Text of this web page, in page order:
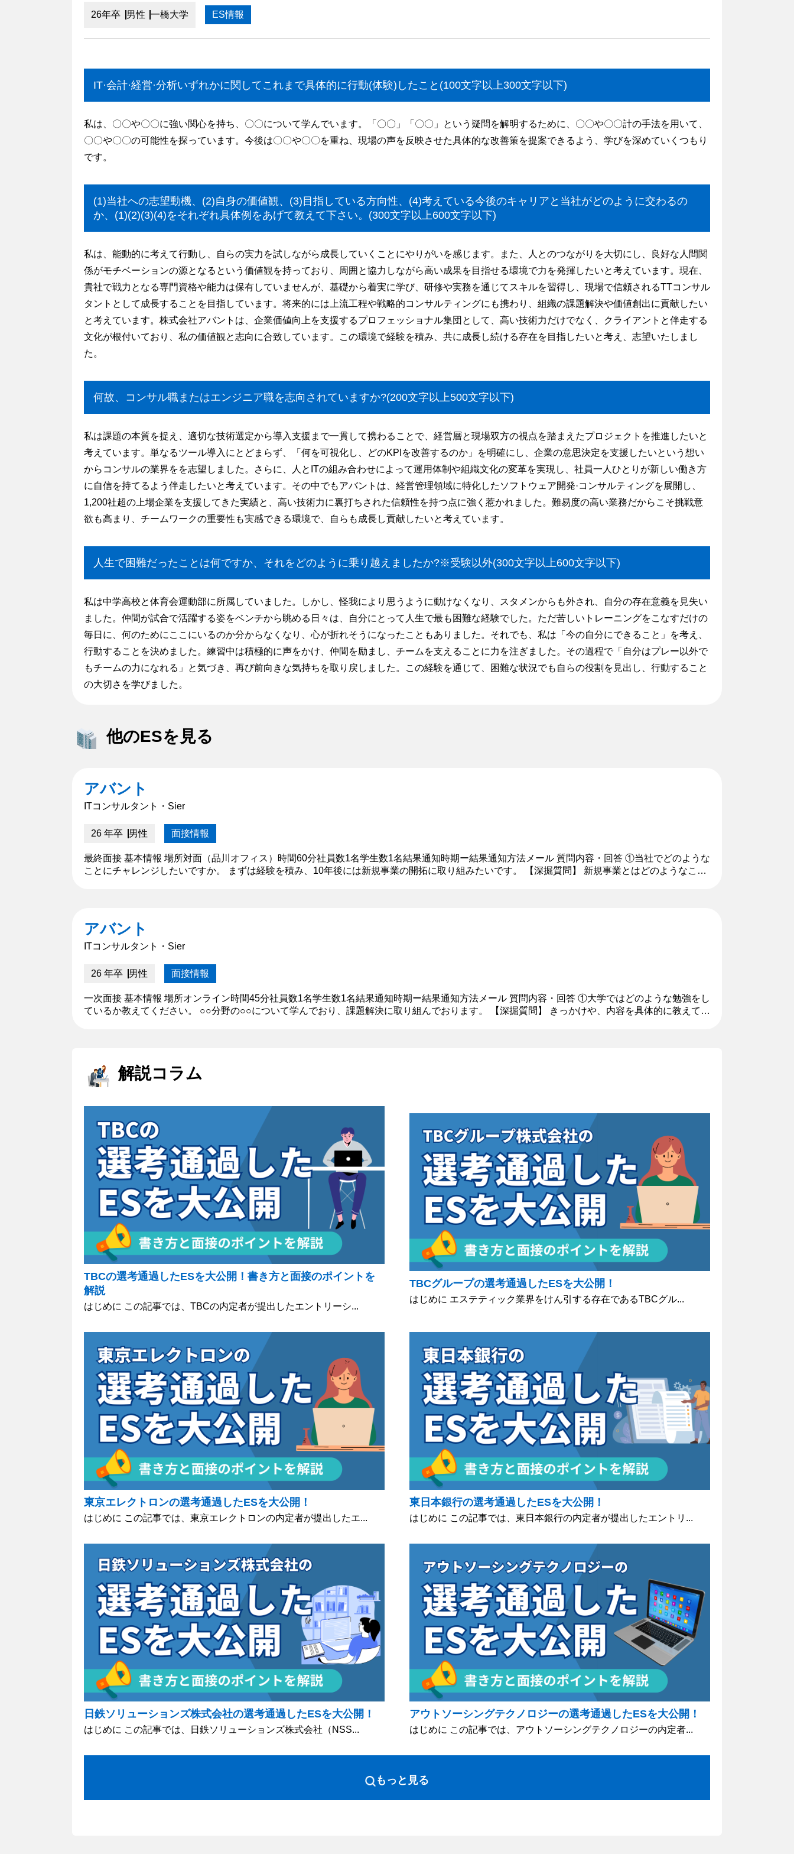
26年卒 男性 一橋大学 ES情報
IT·会計·経営·分析いずれかに関してこれまで具体的に行動(体験)したこと(100文字以上300文字以下)
私は、〇〇や〇〇に強い関心を持ち、〇〇について学んでいます。「〇〇」「〇〇」という疑問を解明するために、〇〇や〇〇計の手法を用いて、
〇〇や〇〇の可能性を探っています。今後は〇〇や〇〇を重ね、現場の声を反映させた具体的な改善策を提案できるよう、学びを深めていくつもり
です。
(1)当社への志望動機、(2)自身の価値観、(3)目指している方向性、(4)考えている今後のキャリアと当社がどのように交わるの
か、(1)(2)(3)(4)をそれぞれ具体例をあげて教えて下さい。(300文字以上600文字以下)
私は、能動的に考えて行動し、自らの実力を試しながら成長していくことにやりがいを感じます。また、人とのつながりを大切にし、良好な人間関
係がモチベーションの源となるという価値観を持っており、周囲と協力しながら高い成果を目指せる環境で力を発揮したいと考えています。現在、
貴社で戦力となる専門資格や能力は保有していませんが、基礎から着実に学び、研修や実務を通じてスキルを習得し、現場で信頼されるTTコンサル
タントとして成長することを目指しています。将来的には上流工程や戦略的コンサルティングにも携わり、組織の課題解決や価値創出に貢献したい
と考えています。株式会社アバントは、企業価値向上を支援するプロフェッショナル集団として、高い技術力だけでなく、クライアントと伴走する
文化が根付いており、私の価値観と志向に合致しています。この環境で経験を積み、共に成長し続ける存在を目指したいと考え、志望いたしまし
た。
何故、コンサル職またはエンジニア職を志向されていますか?(200文字以上500文字以下)
私は課題の本質を捉え、適切な技術選定から導入支援まで一貫して携わることで、経営層と現場双方の視点を踏まえたプロジェクトを推進したいと
考えています。単なるツール導入にとどまらず、「何を可視化し、どのKPIを改善するのか」を明確にし、企業の意思決定を支援したいという想い
からコンサルの業界をを志望しました。さらに、人とITの組み合わせによって運用体制や組織文化の変革を実現し、社員一人ひとりが新しい働き方
に自信を持てるよう伴走したいと考えています。その中でもアバントは、経営管理領域に特化したソフトウェア開発·コンサルティングを展開し、
1,200社超の上場企業を支援してきた実績と、高い技術力に裏打ちされた信頼性を持つ点に強く惹かれました。難易度の高い業務だからこそ挑戦意
欲も高まり、チームワークの重要性も実感できる環境で、自らも成長し貢献したいと考えています。
人生で困難だったことは何ですか、それをどのように乗り越えましたか?※受験以外(300文字以上600文字以下)
私は中学高校と体育会運動部に所属していました。しかし、怪我により思うように動けなくなり、スタメンからも外され、自分の存在意義を見失い
ました。仲間が試合で活躍する姿をベンチから眺める日々は、自分にとって人生で最も困難な経験でした。ただ苦しいトレーニングをこなすだけの
毎日に、何のためにここにいるのか分からなくなり、心が折れそうになったこともありました。それでも、私は「今の自分にできること」を考え、
行動することを決めました。練習中は積極的に声をかけ、仲間を励まし、チームを支えることに力を注ぎました。その過程で「自分はプレー以外で
もチームの力になれる」と気づき、再び前向きな気持ちを取り戻しました。この経験を通じて、困難な状況でも自らの役割を見出し、行動すること
の大切さを学びました。
他のESを見る
アバント
ITコンサルタント・Sier
26 年卒 男性 面接情報
最終面接 基本情報 場所対面（品川オフィス）時間60分社員数1名学生数1名結果通知時期ー結果通知方法メール 質問内容・回答 ①当社でどのような
ことにチャレンジしたいですか。 まずは経験を積み、10年後には新規事業の開拓に取り組みたいです。 【深掘質問】 新規事業とはどのようなこと
アバント
ITコンサルタント・Sier
26 年卒 男性 面接情報
一次面接 基本情報 場所オンライン時間45分社員数1名学生数1名結果通知時期ー結果通知方法メール 質問内容・回答 ①大学ではどのような勉強をし
ているか教えてください。 ○○分野の○○について学んでおり、課題解決に取り組んでおります。 【深掘質問】 きっかけや、内容を具体的に教えてく
解説コラム
TBCの選考通過したESを大公開！書き方と面接のポイントを
解説
はじめに この記事では、TBCの内定者が提出したエントリーシ...
TBCグループの選考通過したESを大公開！
はじめに エステティック業界をけん引する存在であるTBCグル...
東京エレクトロンの選考通過したESを大公開！
はじめに この記事では、東京エレクトロンの内定者が提出したエ...
東日本銀行の選考通過したESを大公開！
はじめに この記事では、東日本銀行の内定者が提出したエントリ...
日鉄ソリューションズ株式会社の選考通過したESを大公開！
はじめに この記事では、日鉄ソリューションズ株式会社（NSS...
アウトソーシングテクノロジーの選考通過したESを大公開！
はじめに この記事では、アウトソーシングテクノロジーの内定者...
もっと見る